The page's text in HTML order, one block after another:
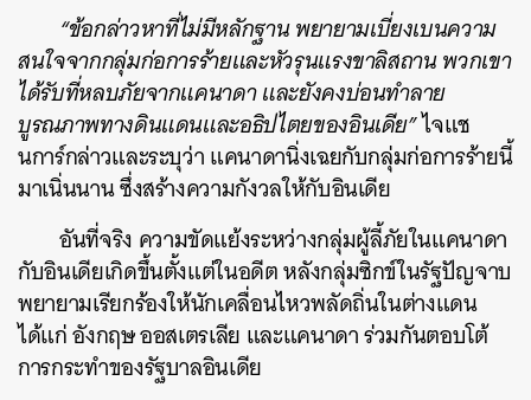
“ข้อกล่าวหาที่ไม่มีหลักฐาน พยายามเบี่ยงเบนความ
สนใจจากกลุ่มก่อการร้ายและหัวรุนแรงขาลิสถาน พวกเขา
ได้รับที่หลบภัยจากแคนาดา และยังคงบ่อนทำลาย
บูรณภาพทางดินแดนและอธิปไตยของอินเดีย”ไจแช
นการ์กล่าวและระบุว่า แคนาดานิ่งเฉยกับกลุ่มก่อการร้ายนี้
มาเนิ่นนาน ซึ่งสร้างความกังวลให้กับอินเดีย
อันที่จริง ความขัดแย้งระหว่างกลุ่มผู้ลี้ภัยในแคนาดา
กับอินเดียเกิดขึ้นตั้งแต่ในอดีต หลังกลุ่มซิกข์ในรัฐปัญจาบ
พยายามเรียกร้องให้นักเคลื่อนไหวพลัดถิ่นในต่างแดน
ได้แก่ อังกฤษ ออสเตรเลีย และแคนาดา ร่วมกันตอบโต้
การกระทำของรัฐบาลอินเดีย
ค้นหา
SHARE TWEET LINE EMAIL